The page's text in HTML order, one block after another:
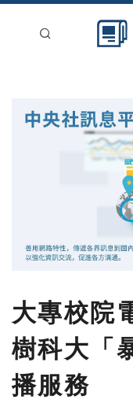
大專校院
樹科大「
播服務